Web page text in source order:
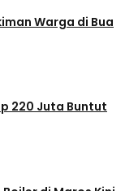
Warga di Bua
220 Juta Buntut